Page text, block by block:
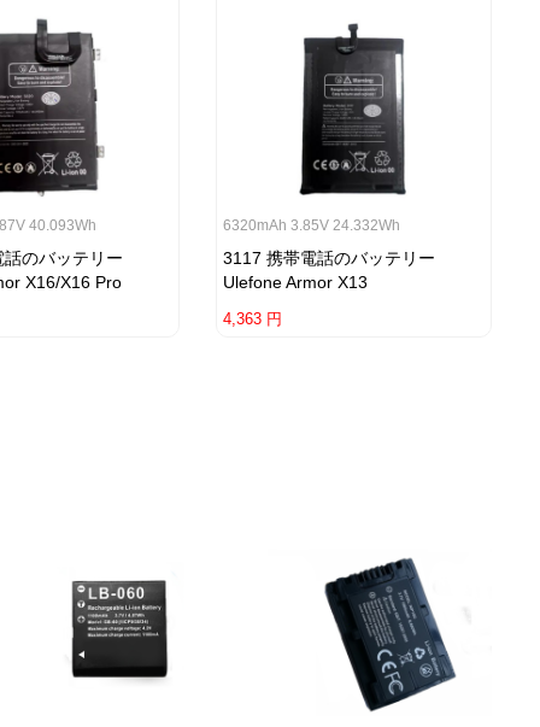
40.093Wh
のバッテリー
X16/X16 Pro
6320mAh 3.85V 24.332Wh
3117 携帯電話のバッテリー
Ulefone Armor X13
4,363 円